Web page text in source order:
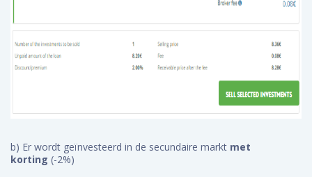
b) Er wordt geïnvesteerd in de secundaire markt met
korting (-2%)